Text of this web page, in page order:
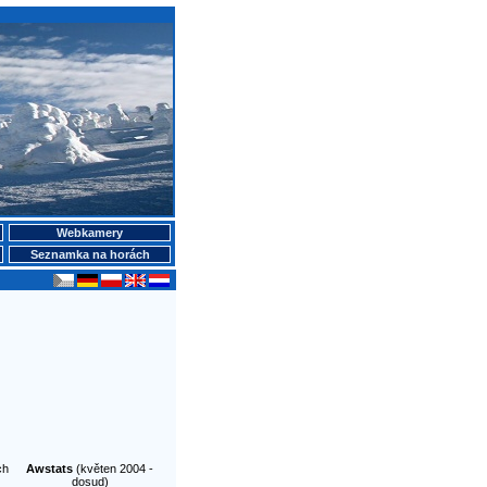
Webkamery
Seznamka na horách
Awstats (květen 2004 -
dosud)